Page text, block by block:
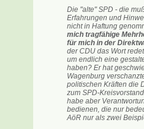
Die "alte" SPD - die
Erfahrungen und
nicht in Haftung
mich tragfähige
für mich in der
der CDU das Wort
um endlich eine
haben? Er hat
Wagenburg
politischen Kräften die
zum SPD-
habe aber
bedienen, die nur
AöR nur als zwei